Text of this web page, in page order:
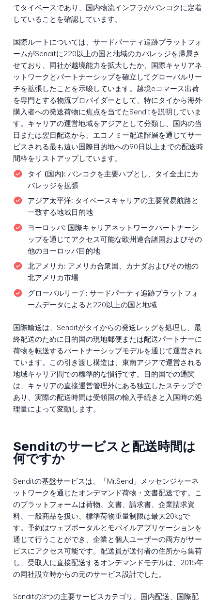
てタイベースであり、国内物流インフラがバンコクに定着
していることを確認しています。
国際ルートについては、サードパーティ追跡プラットフォ
ームがSenditに220以上の国と地域のカバレッジを帰属さ
せており、同社が越境能力を拡大したか、国際キャリアネ
ットワークとパートナーシップを確立してグローバルリー
チを拡張したことを示唆しています。越境eコマース出荷
を専門とする物流プロバイダーとして、特にタイから海外
購入者への発送荷物に焦点を当てたSenditを説明していま
す。キャリアの運営地域をアジアとして分類し、国内の当
日または翌日配送から、エコノミー配送階層を通じてサー
ビスされる最も遠い国際目的地への90日以上までの配送時
間枠をリストアップしています。
タイ (国内): バンコクを主要ハブとし、タイ全土にカ
バレッジを拡張
アジア太平洋: タイベースキャリアの主要貿易航路と
一致する地域目的地
ヨーロッパ: 国際キャリアネットワークパートナーシ
ップを通じてアクセス可能な欧州連合諸国およびその
他のヨーロッパ目的地
北アメリカ: アメリカ合衆国、カナダおよびその他の
北アメリカ市場
グローバルリーチ: サードパーティ追跡プラットフォ
ームデータによると220以上の国と地域
国際輸送は、Senditがタイからの発送レッグを処理し、最
終配送のために目的国の現地郵便または配送パートナーに
荷物を転送するパートナーシップモデルを通じて運営され
ています。この引き渡し構造は、東南アジアで運営される
地域キャリア間での標準的な慣行です。目的国での通関
は、キャリアの直接運営管理外にある独立したステップで
あり、実際の配送時間は受領国の輸入手続きと入国時の処
理量によって変動します。
Senditのサービスと配送時間は
何ですか
Senditの基盤サービスは、「Mr.Send」メッセンジャーネ
ットワークを通じたオンデマンド荷物・文書配送です。こ
のプラットフォームは荷物、文書、請求書、企業請求資
料、一般商品を扱い、標準荷物重量制限は最大20kgで
す。予約はウェブポータルとモバイルアプリケーションを
通じて行うことができ、企業と個人ユーザーの両方がサー
ビスにアクセス可能です。配送員が送付者の住所から集荷
し、受取人に直接配送するオンデマンドモデルは、2015年
の同社設立時からの元のサービス設計でした。
Senditの3つの主要サービスカテゴリ、国内配送、国際配